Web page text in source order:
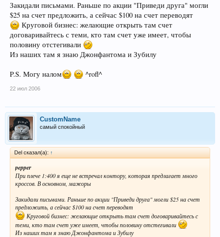
Закидали письмами. Раньше по акции "Приведи друга" могли
$25 на счет предложить, а сейчас $100 на счет переводят
Круговой бизнес: желающие открыть там счет
договаривайтесь с теми, кто там счет уже имеет, чтобы
половину отстегивали
Из наших там я знаю Джонфантома и Зубилу
P.S. Могу налом ^rofl^
22 июл 2006
CustomName
самый спокойный
Del сказал(а): ↑
pepper
При плече 1:400 я еще не встречал контору, которая предлагает много
кроссов. В основном, мажоры
Закидали письмами. Раньше по акции "Приведи друга" могли $25 на счет
предложить, а сейчас $100 на счет переводят
Круговой бизнес: желающие открыть там счет договаривайтесь с
теми, кто там счет уже имеет, чтобы половину отстегивали
Из наших там я знаю Джонфантома и Зубилу